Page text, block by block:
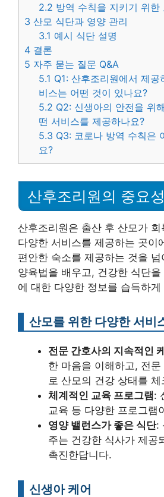
2.2 방역 수칙을 지키기 위한
3 산모 식단과 영양 관리
3.1 예시 식단 설명
4 결론
5 자주 묻는 질문 Q&A
5.1 Q1: 산후조리원에서 제공
비스는 어떤 것이 있나요?
5.2 Q2: 신생아의 안전을 위
떤 서비스를 제공하나요?
5.3 Q3: 코로나 방역 수칙은
요?
산후조리원의 중요
산후조리원은 출산 후 산모가
다양한 서비스를 제공하는 곳이
편안한 숙소를 제공하는 것을
양육법을 배우고, 건강한 식단
에 대한 다양한 정보를 습득하
산모를 위한 다양한 서비
전문 간호사의 지속적인
한 마음을 이해하고, 전
로 산모의 건강 상태를 체
체계적인 교육 프로그램:
교육 등 다양한 프로그램
영양 밸런스가 좋은 식단:
주는 건강한 식사가 제공
촉진한답니다.
신생아 케어